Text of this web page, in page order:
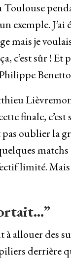
Toulouse
exemple. J’ai
mais je
c’est sûr ! Et
Philippe
finale, c’est
oublier la
matchs
limité. Mais
à allouer des
derrière